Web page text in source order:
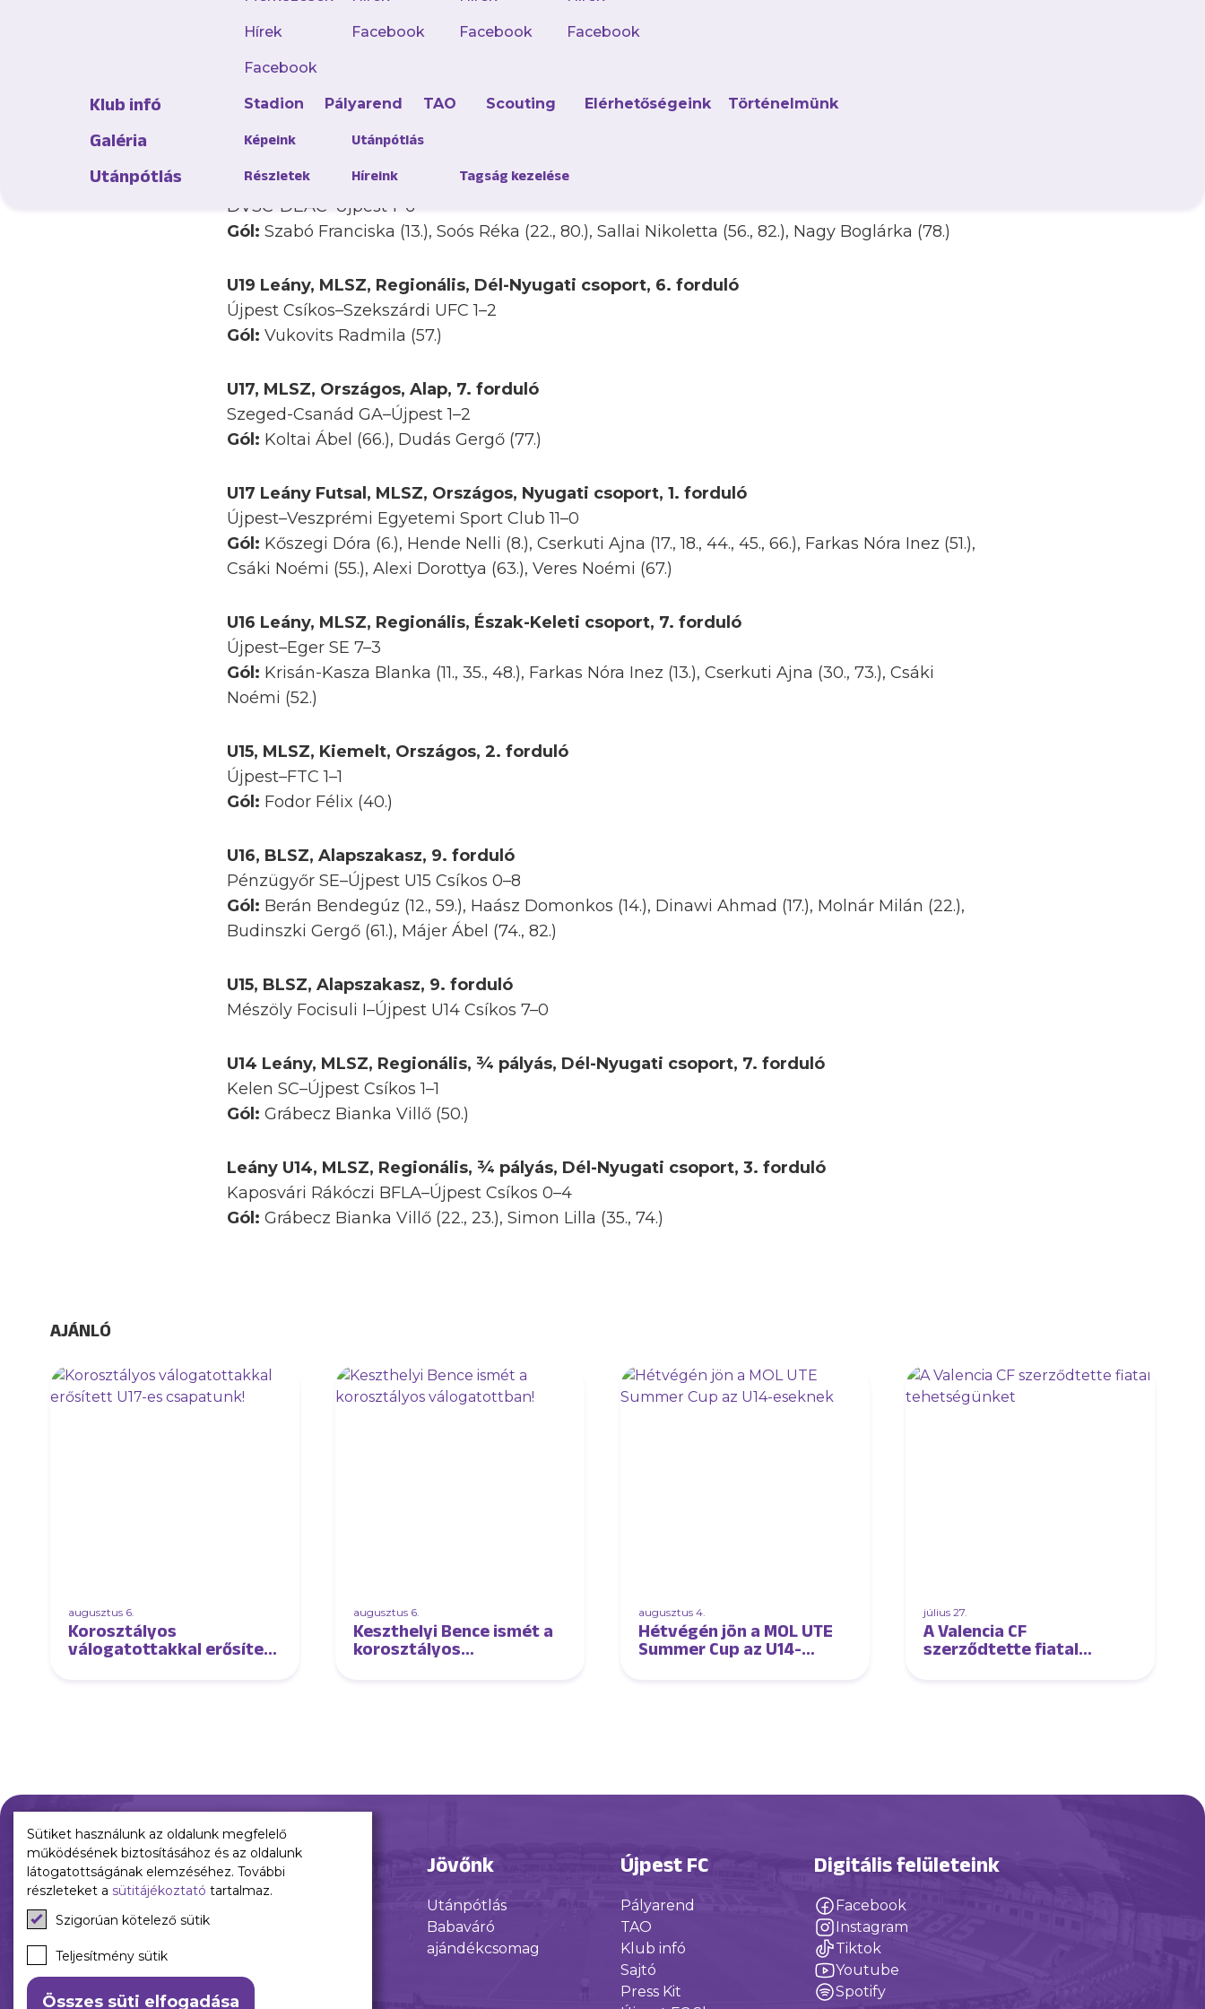
Hírek
Facebook
Facebook Facebook Facebook
Klub infó Stadion Pályarend TAO Scouting Elérhetőségeink Történelmünk
Galéria Képeink Utánpótlás
Utánpótlás Részletek Híreink Tagság kezelése
szereztek, s mindössze 16-ot kaptak.
U19, MLSZ, Országos, Kiemelt, 7. forduló
Újpest–Vasas Kubala Akadémia 1–0
Leány U19, MLSZ, Regionális, Észak-Keleti csoport, 6. forduló
DVSC-DEAC–Újpest 1–6
Gól: Szabó Franciska (13.), Soós Réka (22., 80.), Sallai Nikoletta (56., 82.), Nagy Boglárka (78.)
U19 Leány, MLSZ, Regionális, Dél-Nyugati csoport, 6. forduló
Újpest Csíkos–Szekszárdi UFC 1–2
Gól: Vukovits Radmila (57.)
U17, MLSZ, Országos, Alap, 7. forduló
Szeged-Csanád GA–Újpest 1–2
Gól: Koltai Ábel (66.), Dudás Gergő (77.)
U17 Leány Futsal, MLSZ, Országos, Nyugati csoport, 1. forduló
Újpest–Veszprémi Egyetemi Sport Club 11–0
Gól: Kőszegi Dóra (6.), Hende Nelli (8.), Cserkuti Ajna (17., 18., 44., 45., 66.), Farkas Nóra Inez (51.),
Csáki Noémi (55.), Alexi Dorottya (63.), Veres Noémi (67.)
U16 Leány, MLSZ, Regionális, Észak-Keleti csoport, 7. forduló
Újpest–Eger SE 7–3
Gól: Krisán-Kasza Blanka (11., 35., 48.), Farkas Nóra Inez (13.), Cserkuti Ajna (30., 73.), Csáki
Noémi (52.)
U15, MLSZ, Kiemelt, Országos, 2. forduló
Újpest–FTC 1–1
Gól: Fodor Félix (40.)
U16, BLSZ, Alapszakasz, 9. forduló
Pénzügyőr SE–Újpest U15 Csíkos 0–8
Gól: Berán Bendegúz (12., 59.), Haász Domonkos (14.), Dinawi Ahmad (17.), Molnár Milán (22.),
Budinszki Gergő (61.), Májer Ábel (74., 82.)
U15, BLSZ, Alapszakasz, 9. forduló
Mészöly Focisuli I–Újpest U14 Csíkos 7–0
U14 Leány, MLSZ, Regionális, ¾ pályás, Dél-Nyugati csoport, 7. forduló
Kelen SC–Újpest Csíkos 1–1
Gól: Grábecz Bianka Villő (50.)
Leány U14, MLSZ, Regionális, ¾ pályás, Dél-Nyugati csoport, 3. forduló
Kaposvári Rákóczi BFLA–Újpest Csíkos 0–4
Gól: Grábecz Bianka Villő (22., 23.), Simon Lilla (35., 74.)
AJÁNLÓ
augusztus 6.
Korosztályos
válogatottakkal erősített
augusztus 6.
Keszthelyi Bence ismét a
korosztályos
augusztus 4.
Hétvégén jön a MOL UTE
Summer Cup az U14-
július 27.
A Valencia CF
szerződtette fiatal
Múltunk
Történelmünk
Jelenünk Jövőnk
Utánpótlás
Babaváró
ajándékcsomag
Újpest FC
Pályarend
TAO
Klub infó
Sajtó
Press Kit
Digitális felületeink
Facebook
Instagram
Tiktok
Youtube
Spotify
Sütiket használunk az oldalunk megfelelő
működésének biztosításához és az oldalunk
látogatottságának elemzéséhez. További
részleteket a sütitájékoztató tartalmaz.
Szigorúan kötelező sütik
Teljesítmény sütik
Összes süti elfogadása